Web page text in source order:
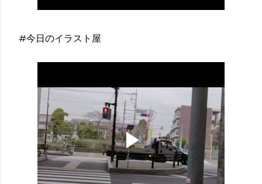
#今日のイラスト屋